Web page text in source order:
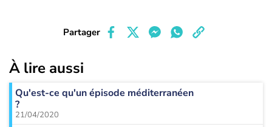
Partager
À lire aussi
Qu'est-ce qu'un épisode méditerranéen
?
21/04/2020